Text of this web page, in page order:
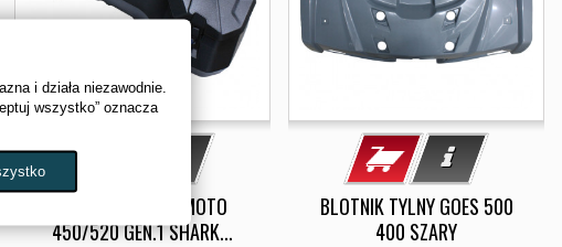
KUFER TYLNY CF MOTO
450/520 GEN.1 SHARK...
BLOTNIK TYLNY GOES 500
400 SZARY
i działa niezawodnie.
wszystko” oznacza